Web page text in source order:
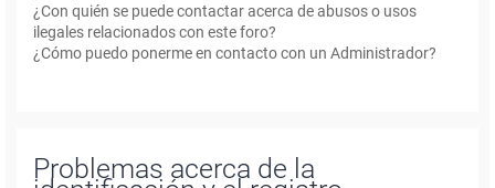
¿Con quién se puede contactar acerca de abusos o usos
ilegales relacionados con este foro?
¿Cómo puedo ponerme en contacto con un Administrador?
Problemas acerca de la